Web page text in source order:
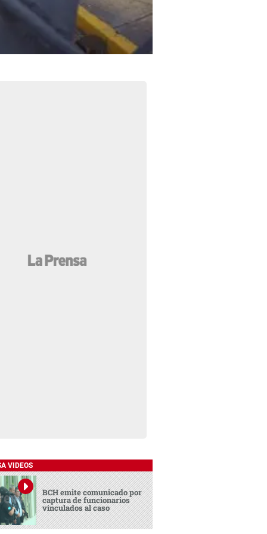
VIDEOS
BCH emite comunicado por
captura de funcionarios
vinculados al caso